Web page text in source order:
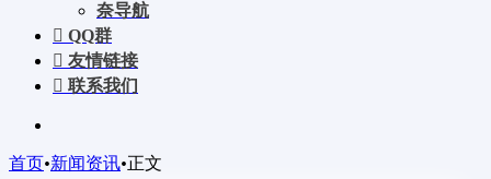
奈导航
QQ群
友情链接
联系我们
首页•新闻资讯•正文